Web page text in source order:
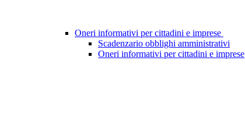
Oneri informativi per cittadini e imprese
Scadenzario obblighi amministrativi
Oneri informativi per cittadini e imprese